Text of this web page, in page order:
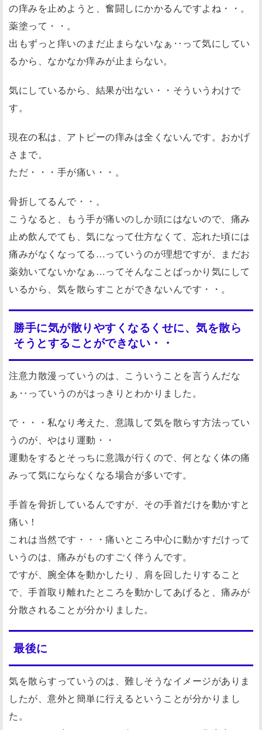
の痒みを止めようと、奮闘しにかかるんですよね・・。
薬塗って・・。
出もずっと痒いのまだ止まらないなぁ‥って気にしてい
るから、なかなか痒みが止まらない。
気にしているから、結果が出ない・・そういうわけで
す。
現在の私は、アトピーの痒みは全くないんです。おかげ
さまで。
ただ・・・手が痛い・・。
骨折してるんで・・。
こうなると、もう手が痛いのしか頭にはないので、痛み
止め飲んでても、気になって仕方なくて、忘れた頃には
痛みがなくなってる…っていうのが理想ですが、まだお
薬効いてないかなぁ…ってそんなことばっかり気にして
いるから、気を散らすことができないんです・・。
勝手に気が散りやすくなるくせに、気を散ら
そうとすることができない・・
注意力散漫っていうのは、こういうことを言うんだな
ぁ‥っていうのがはっきりとわかりました。
で・・・私なり考えた、意識して気を散らす方法ってい
うのが、やはり運動・・
運動をするとそっちに意識が行くので、何となく体の痛
みって気にならなくなる場合が多いです。
手首を骨折しているんですが、その手首だけを動かすと
痛い！
これは当然です・・・痛いところ中心に動かすだけって
いうのは、痛みがものすごく伴うんです。
ですが、腕全体を動かしたり、肩を回したりすること
で、手首取り離れたところを動かしてあげると、痛みが
分散されることが分かりました。
最後に
気を散らすっていうのは、難しそうなイメージがありま
したが、意外と簡単に行えるということが分かりまし
た。